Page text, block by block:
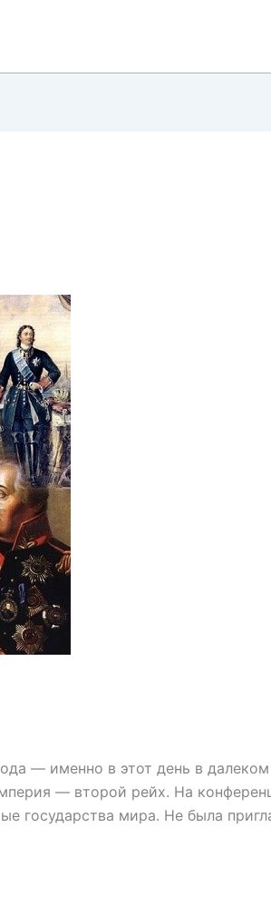
— именно в этот день в далеком
— второй рейх. На
государства мира. Не была